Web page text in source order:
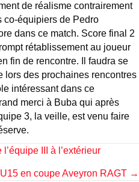
de réalisme contrairement
co-équipiers de Pedro
dans ce match. Score final 2
rétablissement au joueur
fin de rencontre. Il faudra se
lors des prochaines rencontres
intéressant dans ce
merci à Buba qui après
3, la veille, est venu faire
III à l’extérieur
en coupe Aveyron RAGT →